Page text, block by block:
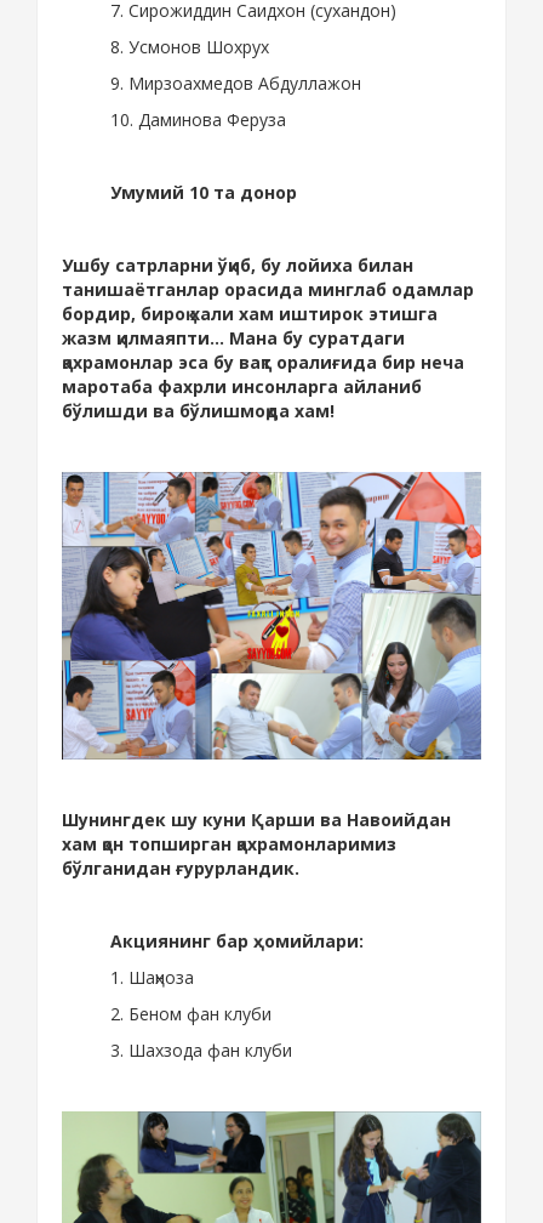
7. Сирожиддин Саидхон (сухандон)
8. Усмонов Шохрух
9. Мирзоахмедов Абдуллажон
10. Даминова Феруза
Умумий 10 та донор
Ушбу сатрларни ўқиб, бу лойиха билан
танишаётганлар орасида минглаб одамлар
бордир, бироқ хали хам иштирок этишга
жазм қилмаяпти... Мана бу суратдаги
қахрамонлар эса бу вақт оралиғида бир неча
маротаба фахрли инсонларга айланиб
бўлишди ва бўлишмоқда хам!
Шунингдек шу куни Қарши ва Навоийдан
хам қон топширган қахрамонларимиз
бўлганидан ғурурландик.
Акциянинг бар ҳомийлари:
1. Шаҳноза
2. Беном фан клуби
3. Шахзода фан клуби